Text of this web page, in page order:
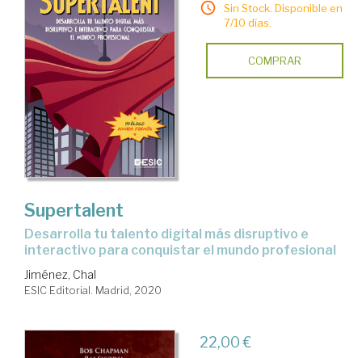
Sin Stock. Disponible en
7/10 días.
COMPRAR
Supertalent
desarrolla tu talento digital más disruptivo e
interactivo para conquistar el mundo profesional
Jiménez, Chal
ESIC Editorial. Madrid, 2020
22,00 €